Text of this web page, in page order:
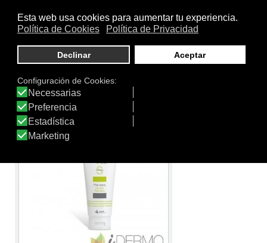
LETIXER Q ZONAS CON SEQUEDAD EXTREMA
Crema queratorreguladora de alto poder emoliente,
hidratante y suavizante específica para el cuidado de
las zonas propensas a las durezas y a la sequedad
extrema. Testado dermatológicamente. Sin parabenos.
Ver producto